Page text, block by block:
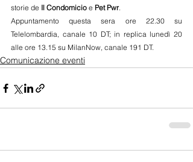
storie de Il Condomicio e Pet Pwr.
Appuntamento questa sera ore 22.30 su
Telelombardia, canale 10 DT; in replica lunedì 20
alle ore 13.15 su MilanNow, canale 191 DT.
Comunicazione eventi